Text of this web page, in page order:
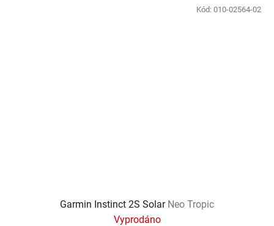
Garmin Instinct 2S Solar Neo Tropic
Vyprodáno
Kód: 010-02564-02